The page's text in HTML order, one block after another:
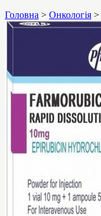
Головна > Онкологія >